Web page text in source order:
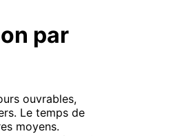
par
ouvrables,
Le temps de
moyens.